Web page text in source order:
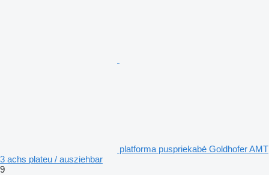
platforma puspriekabė Goldhofer AMT
3 achs plateu / ausziehbar
9